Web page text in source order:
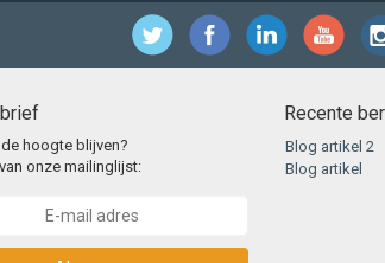
hoogte blijven?
onze mailinglijst:
Recente
Blog artikel 2
Blog artikel